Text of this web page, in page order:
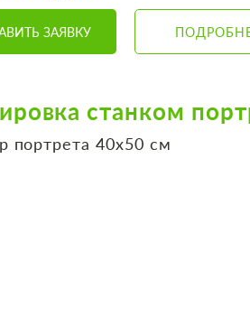
ЗАЯВКУ
станком
портрета 40х50 см